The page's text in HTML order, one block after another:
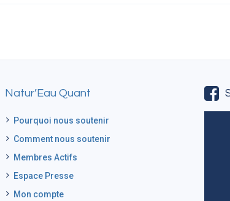
Natur’Eau Quant
Pourquoi nous soutenir
Comment nous soutenir
Membres Actifs
Espace Presse
Mon compte